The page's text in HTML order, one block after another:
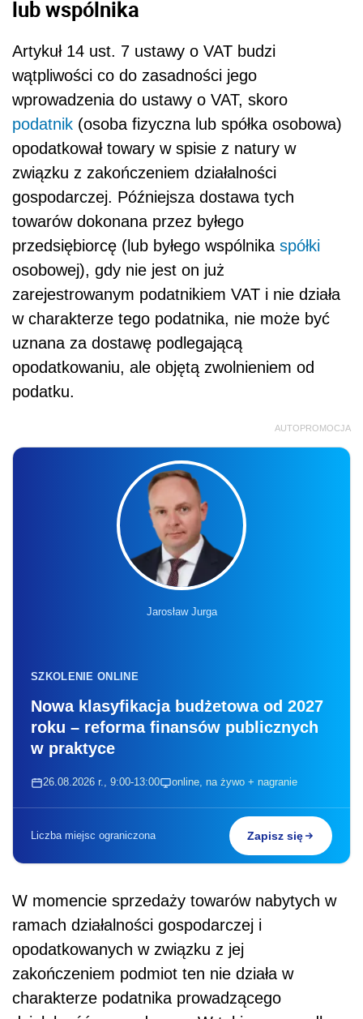
lub wspólnika
Artykuł 14 ust. 7 ustawy o VAT budzi
wątpliwości co do zasadności jego
wprowadzenia do ustawy o VAT, skoro
podatnik (osoba fizyczna lub spółka osobowa)
opodatkował towary w spisie z natury w
związku z zakończeniem działalności
gospodarczej. Późniejsza dostawa tych
towarów dokonana przez byłego
przedsiębiorcę (lub byłego wspólnika spółki
osobowej), gdy nie jest on już
zarejestrowanym podatnikiem VAT i nie działa
w charakterze tego podatnika, nie może być
uznana za dostawę podlegającą
opodatkowaniu, ale objętą zwolnieniem od
podatku.
AUTOPROMOCJA
Jarosław Jurga
SZKOLENIE ONLINE
Nowa klasyfikacja budżetowa od 2027
roku – reforma finansów publicznych
w praktyce
26.08.2026 r., 9:00-13:00 online, na żywo + nagranie
Liczba miejsc ograniczona Zapisz się
W momencie sprzedaży towarów nabytych w
ramach działalności gospodarczej i
opodatkowanych w związku z jej
zakończeniem podmiot ten nie działa w
charakterze podatnika prowadzącego